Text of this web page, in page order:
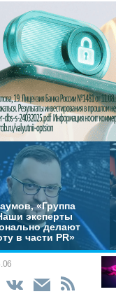
«Группа
эксперты
делают
в части PR»